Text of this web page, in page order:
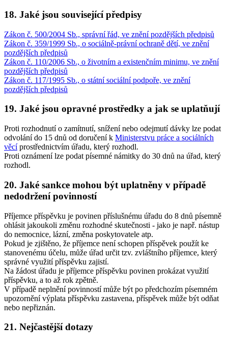
18. Jaké jsou související předpisy
Zákon č. 500/2004 Sb., správní řád, ve znění pozdějších předpisů
Zákon č. 359/1999 Sb., o sociálně-právní ochraně dětí, ve znění
pozdějších předpisů
Zákon č. 110/2006 Sb., o životním a existenčním minimu, ve znění
pozdějších předpisů
Zákon č. 117/1995 Sb., o státní sociální podpoře, ve znění
pozdějších předpisů
19. Jaké jsou opravné prostředky a jak se uplatňují
Proti rozhodnutí o zamítnutí, snížení nebo odejmutí dávky lze podat
odvolání do 15 dnů od doručení k Ministerstvu práce a sociálních
věcíprostřednictvím úřadu, který rozhodl.
Proti oznámení lze podat písemné námitky do 30 dnů na úřad, který
rozhodl.
20. Jaké sankce mohou být uplatněny v případě
nedodržení povinností
Příjemce příspěvku je povinen příslušnému úřadu do 8 dnů písemně
ohlásit jakoukoli změnu rozhodné skutečnosti - jako je např. nástup
do nemocnice, lázní, změna poskytovatele atp.
Pokud je zjištěno, že příjemce není schopen příspěvek použít ke
stanovenému účelu, může úřad určit tzv. zvláštního příjemce, který
správné využití příspěvku zajistí.
Na žádost úřadu je příjemce příspěvku povinen prokázat využití
příspěvku, a to až rok zpětně.
V případě neplnění povinností může být po předchozím písemném
upozornění výplata příspěvku zastavena, příspěvek může být odňat
nebo nepřiznán.
21. Nejčastější dotazy